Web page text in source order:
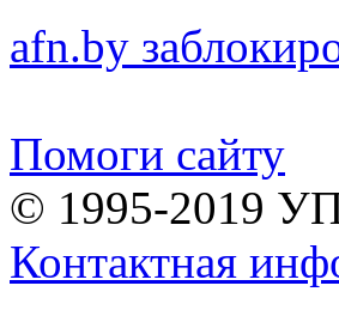
afn.by
Помоги сайту
© 1995-2019
Контактная